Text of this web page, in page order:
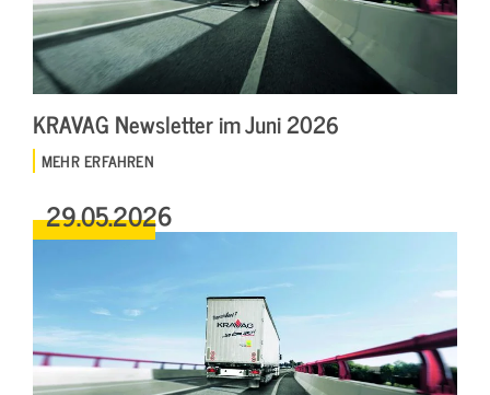
KRAVAG Newsletter im Juni 2026
MEHR ERFAHREN
29.05.2026